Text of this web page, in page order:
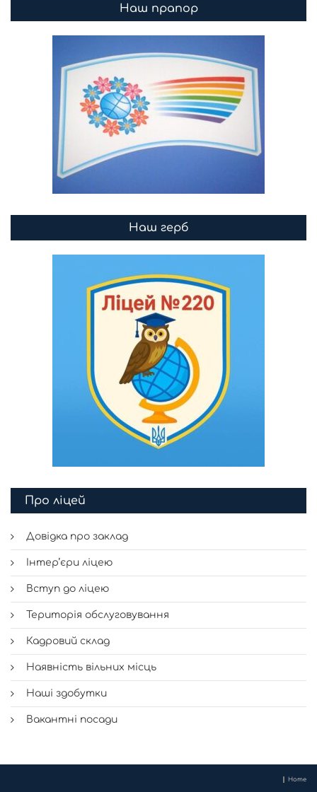
Наш прапор
Наш герб
Про ліцей
Довідка про заклад
Інтер’єри ліцею
Вступ до ліцею
Територія обслуговування
Кадровий склад
Наявність вільних місць
Наші здобутки
Вакантні посади
Home